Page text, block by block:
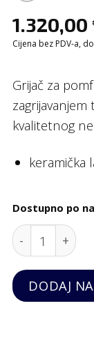
1.320,00
Cijena bez PDV-a,
Grijač za
kvalitetnog
keramička
Dostupno po
Grijač za
DODAJ